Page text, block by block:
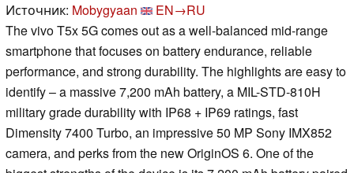
Источник: Mobygyaan
EN→RU
The vivo T5x 5G comes out as a well-balanced mid-range
smartphone that focuses on battery endurance, reliable
performance, and strong durability. The highlights are easy to
identify – a massive 7,200 mAh battery, a MIL-STD-810H
military grade durability with IP68 + IP69 ratings, fast
Dimensity 7400 Turbo, an impressive 50 MP Sony IMX852
camera, and perks from the new OriginOS 6. One of the